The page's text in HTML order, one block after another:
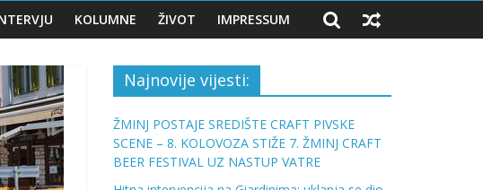
KOLUMNE ŽIVOT IMPRESSUM
Najnovije vijesti:
ŽMINJ POSTAJE SREDIŠTE CRAFT PIVSKE
SCENE – 8. KOLOVOZA STIŽE 7. ŽMINJ CRAFT
BEER FESTIVAL UZ NASTUP VATRE